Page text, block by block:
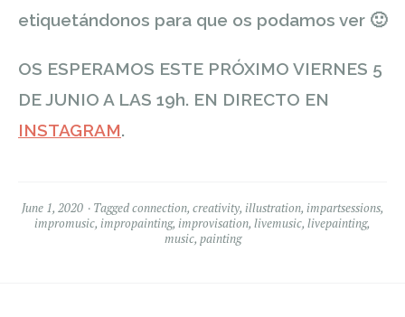
etiquetándonos para que os podamos ver 🙂
OS ESPERAMOS ESTE PRÓXIMO VIERNES 5
DE JUNIO A LAS 19h. EN DIRECTO EN
INSTAGRAM.
June 1, 2020 Taggedconnection, creativity, illustration, impartsessions,
impromusic, impropainting, improvisation, livemusic, livepainting,
music, painting